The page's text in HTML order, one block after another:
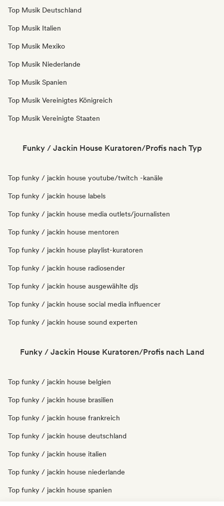
Top Musik Deutschland
Top Musik Italien
Top Musik Mexiko
Top Musik Niederlande
Top Musik Spanien
Top Musik Vereinigtes Königreich
Top Musik Vereinigte Staaten
Funky / Jackin House Kuratoren/Profis nach Typ
Top funky / jackin house youtube/twitch -kanäle
Top funky / jackin house labels
Top funky / jackin house media outlets/journalisten
Top funky / jackin house mentoren
Top funky / jackin house playlist-kuratoren
Top funky / jackin house radiosender
Top funky / jackin house ausgewählte djs
Top funky / jackin house social media influencer
Top funky / jackin house sound experten
Funky / Jackin House Kuratoren/Profis nach Land
Top funky / jackin house belgien
Top funky / jackin house brasilien
Top funky / jackin house frankreich
Top funky / jackin house deutschland
Top funky / jackin house italien
Top funky / jackin house niederlande
Top funky / jackin house spanien